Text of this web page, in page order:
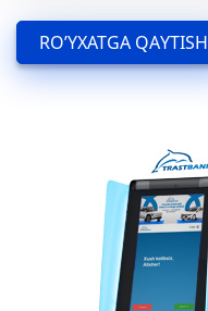
RO’YXATGA QAYTISH